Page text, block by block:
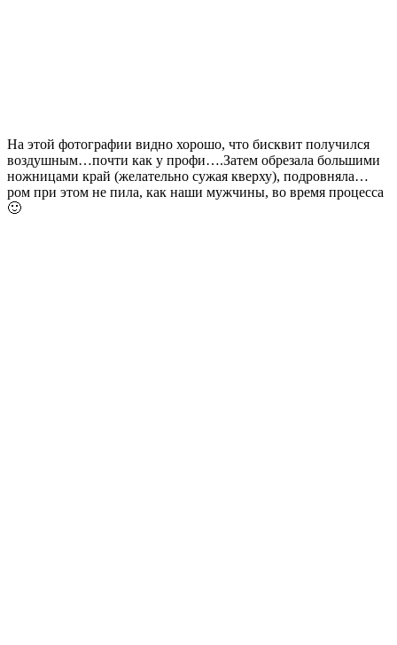
На этой фотографии видно хорошо, что бисквит получился
воздушным…почти как у профи….Затем обрезала большими
ножницами край (желательно сужая кверху), подровняла…
ром при этом не пила, как наши мужчины, во время процесса
🙂